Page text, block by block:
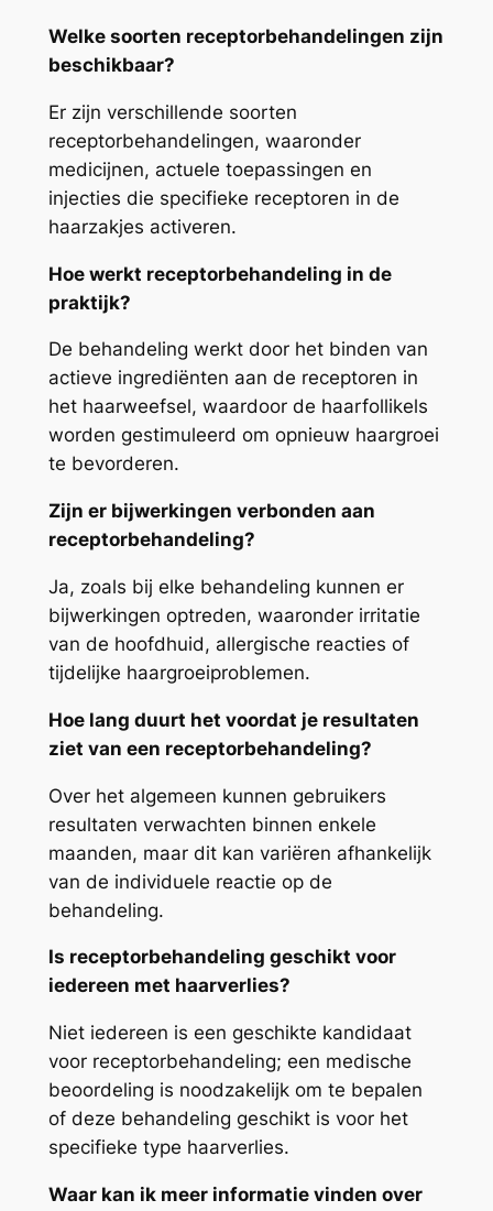
Welke soorten receptorbehandelingen zijn
beschikbaar?
Er zijn verschillende soorten
receptorbehandelingen, waaronder
medicijnen, actuele toepassingen en
injecties die specifieke receptoren in de
haarzakjes activeren.
Hoe werkt receptorbehandeling in de
praktijk?
De behandeling werkt door het binden van
actieve ingrediënten aan de receptoren in
het haarweefsel, waardoor de haarfollikels
worden gestimuleerd om opnieuw haargroei
te bevorderen.
Zijn er bijwerkingen verbonden aan
receptorbehandeling?
Ja, zoals bij elke behandeling kunnen er
bijwerkingen optreden, waaronder irritatie
van de hoofdhuid, allergische reacties of
tijdelijke haargroeiproblemen.
Hoe lang duurt het voordat je resultaten
ziet van een receptorbehandeling?
Over het algemeen kunnen gebruikers
resultaten verwachten binnen enkele
maanden, maar dit kan variëren afhankelijk
van de individuele reactie op de
behandeling.
Is receptorbehandeling geschikt voor
iedereen met haarverlies?
Niet iedereen is een geschikte kandidaat
voor receptorbehandeling; een medische
beoordeling is noodzakelijk om te bepalen
of deze behandeling geschikt is voor het
specifieke type haarverlies.
Waar kan ik meer informatie vinden over